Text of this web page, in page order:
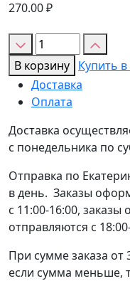
270.00₽
Количество
товара
Кандурин
"GLICAN"
Яблоко
10гр
В корзину Купить в
Доставка
Оплата
Доставка
с понедельника по
Отправка по
в день. Заказы
с 11:00-16:00,
отправляются с
При сумме заказа от
если сумма меньше,